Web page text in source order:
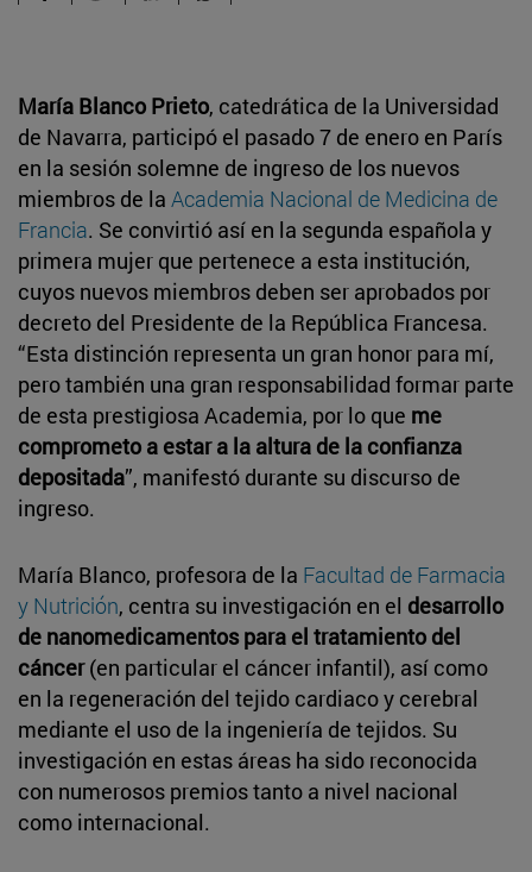
María Blanco Prieto, catedrática de la Universidad
de Navarra, participó el pasado 7 de enero en París
en la sesión solemne de ingreso de los nuevos
miembros de la Academia Nacional de Medicina de
Francia. Se convirtió así en la segunda española y
primera mujer que pertenece a esta institución,
cuyos nuevos miembros deben ser aprobados por
decreto del Presidente de la República Francesa.
“Esta distinción representa un gran honor para mí,
pero también una gran responsabilidad formar parte
de esta prestigiosa Academia, por lo que me
comprometo a estar a la altura de la confianza
depositada”, manifestó durante su discurso de
ingreso.
María Blanco, profesora de la Facultad de Farmacia
y Nutrición, centra su investigación en el desarrollo
de nanomedicamentos para el tratamiento del
cáncer(en particular el cáncer infantil), así como
en la regeneración del tejido cardiaco y cerebral
mediante el uso de la ingeniería de tejidos. Su
investigación en estas áreas ha sido reconocida
con numerosos premios tanto a nivel nacional
como internacional.